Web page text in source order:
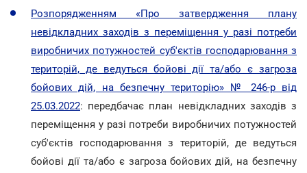
Розпорядженням «Про затвердження плану
невідкладних заходів з переміщення у разі потреби
виробничих потужностей суб'єктів господарювання з
територій, де ведуться бойові дії та/або є загроза
бойових дій, на безпечну територію» № 246-р від
25.03.2022: передбачає план невідкладних заходів з
переміщення у разі потреби виробничих потужностей
суб'єктів господарювання з територій, де ведуться
бойові дії та/або є загроза бойових дій, на безпечну